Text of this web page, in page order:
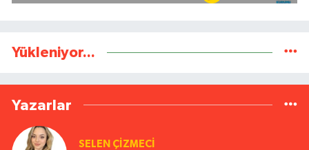
Yükleniyor...
Yazarlar
SELEN ÇİZMECİ